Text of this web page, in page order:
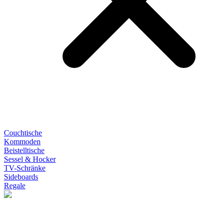
Couchtische
Kommoden
Beistelltische
Sessel & Hocker
TV-Schränke
Sideboards
Regale